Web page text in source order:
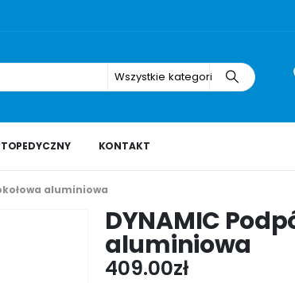
Wszystkie kategorie
KONTAKT
aluminiowa
DYNAMIC
aluminiowa
409.00zł